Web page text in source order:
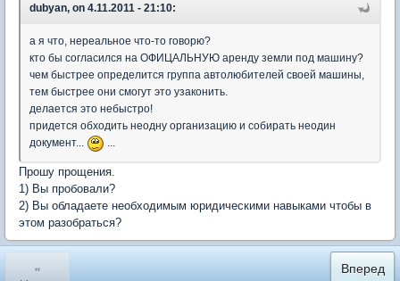
dubyan, on 4.11.2011 - 21:10:
а я что, нереальное что-то говорю?
кто бы согласился на ОФИЦАЛЬНУЮ аренду земли под машину?
чем быстрее определится группа автолюбителей своей машины,
тем быстрее они смогут это узаконить.
делается это небыстро!
придется обходить неодну организацию и собирать неодин
документ...
Прошу прощения.
1) Вы пробовали?
2) Вы обладаете необходимым юридическими навыками чтобы в
этом разобраться?
«
Вперед